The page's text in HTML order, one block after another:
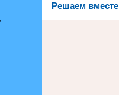
Решаем вместе